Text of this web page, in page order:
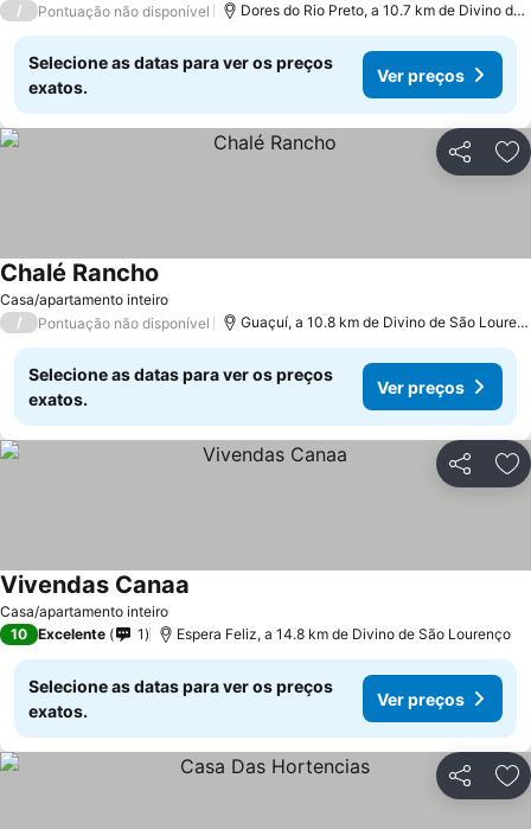
/ Pontuação não disponível Dores do Rio Preto, a 10.7 km de Divino de
Selecione as datas para ver os preços
exatos.
Ver preços
Partilhar
Casa/apartamento inteiro
Chalé Rancho
/ Pontuação não disponível Guaçuí, a 10.8 km de Divino de São
Selecione as datas para ver os preços
exatos.
Ver preços
Partilhar
Casa/apartamento inteiro
Vivendas Canaa
10 Excelente 1 Espera Feliz, a 14.8 km de Divino de São Lourenço
Selecione as datas para ver os preços
exatos.
Ver preços
Partilhar